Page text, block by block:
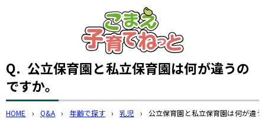
このページの本文へ
Q. 公立保育園と私立保育園は何が違うの
ですか。
HOME › Q&A › 年齢で探す › 乳児 ›
公立保育園と私立保育園は何が違